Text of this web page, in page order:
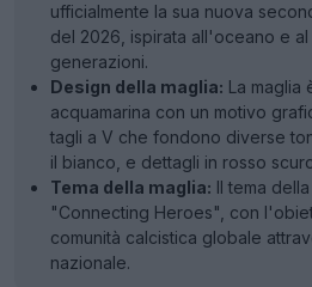
ufficialmente la sua nuova
del 2026, ispirata all'oceano e al
generazioni.
Design della maglia: La maglia
acquamarina con un motivo
tagli a V che fondono diverse
il bianco, e dettagli in rosso
Tema della maglia: Il tema
"Connecting Heroes", con
comunità calcistica globale
nazionale.